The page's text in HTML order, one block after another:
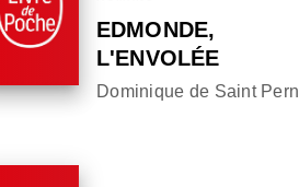
EDMONDE,
L'ENVOLÉE
Dominique de Saint Pern